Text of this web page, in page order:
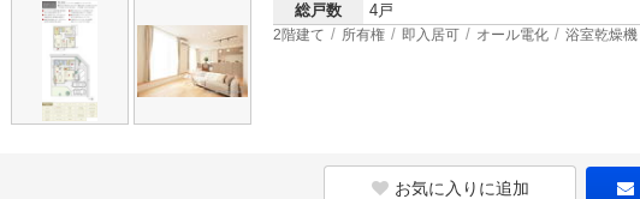
総戸数 4戸
2階建て 所有権 即入居可 オール電化 浴室乾燥機
お気に入りに追加